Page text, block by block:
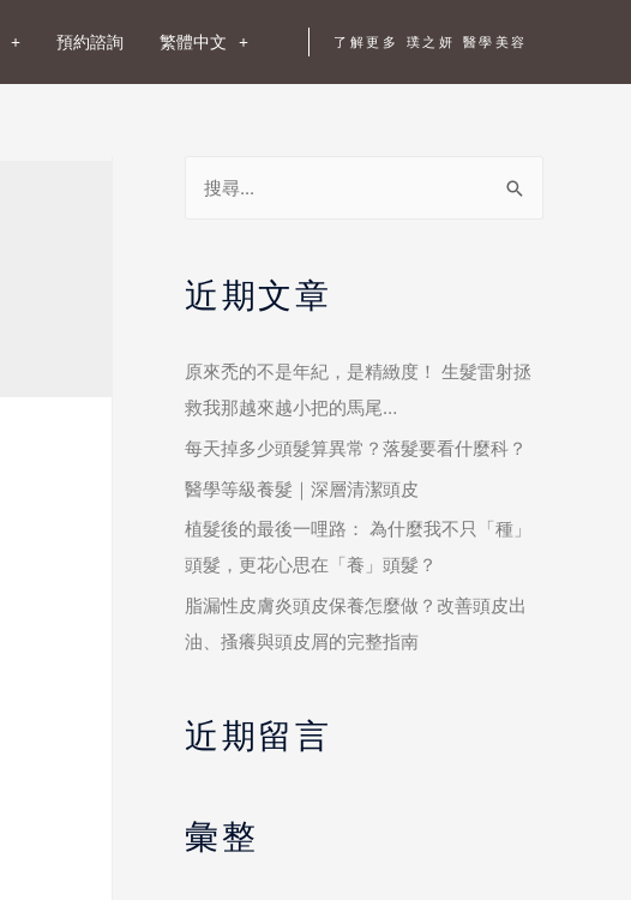
預約諮詢 繁體中文 了解更多 璞之妍 醫學美容
近期文章
原來禿的不是年紀，是精緻度！ 生髮雷射拯
救我那越來越小把的馬尾…
每天掉多少頭髮算異常？落髮要看什麼科？
醫學等級養髮｜深層清潔頭皮
植髮後的最後一哩路： 為什麼我不只「種」
頭髮，更花心思在「養」頭髮？
脂漏性皮膚炎頭皮保養怎麼做？改善頭皮出
油、搔癢與頭皮屑的完整指南
近期留言
彙整